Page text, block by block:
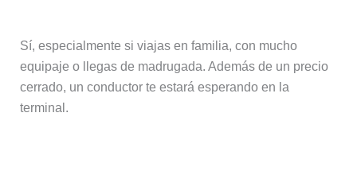
Sí, especialmente si viajas en familia, con mucho
equipaje o llegas de madrugada. Además de un precio
cerrado, un conductor te estará esperando en la
terminal.